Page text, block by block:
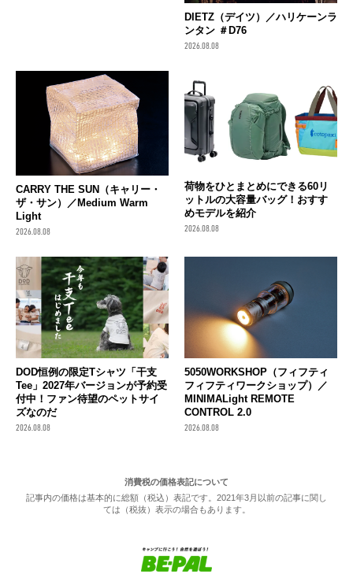
DIETZ（デイツ）／ハリケーンラ
ンタン ＃D76
2026.08.08
CARRY THE SUN（キャリー・
ザ・サン）／Medium Warm
Light
2026.08.08
荷物をひとまとめにできる60リ
ットルの大容量バッグ！おすす
めモデルを紹介
2026.08.08
DOD恒例の限定Tシャツ「干支
Tee」2027年バージョンが予約受
付中！ファン待望のペットサイ
ズなのだ
2026.08.08
5050WORKSHOP（フィフティ
フィフティワークショップ）／
MINIMALight REMOTE
CONTROL 2.0
2026.08.08
消費税の価格表記について
記事内の価格は基本的に総額（税込）表記です。2021年3月以前の記事に関し
ては（税抜）表示の場合もあります。